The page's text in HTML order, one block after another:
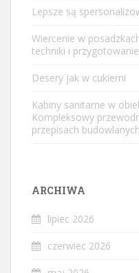
Lepsze są
Wiercenie w
techniki i
Desery jak w cukierni
Kabiny sanitarne w
Kompleksowy
przepisach budowlanych
ARCHIWA
lipiec 2026
czerwiec 2026